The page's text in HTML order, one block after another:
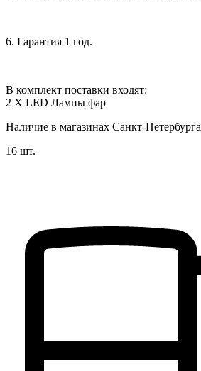
6. Гарантия 1 год.
В комплект поставки входят:
2 X LED Лампы фар
Наличие в магазинах Санкт-Петербурга
16 шт.